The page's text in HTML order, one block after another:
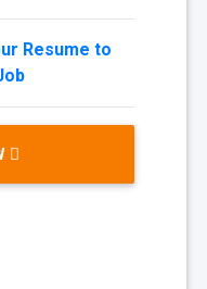
Resume to